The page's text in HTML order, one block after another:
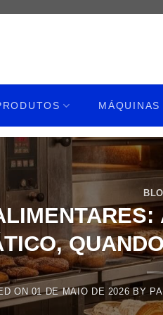
MÁQUINAS
ON 01 DE MAIO DE 2026 BY